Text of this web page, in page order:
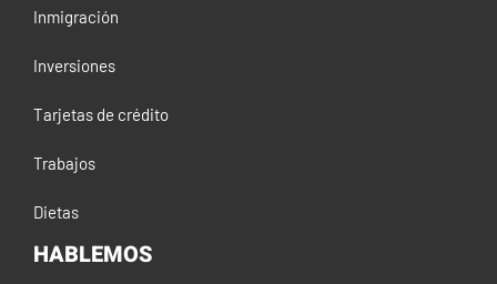
Inmigración
Inversiones
Tarjetas de crédito
Trabajos
Dietas
HABLEMOS